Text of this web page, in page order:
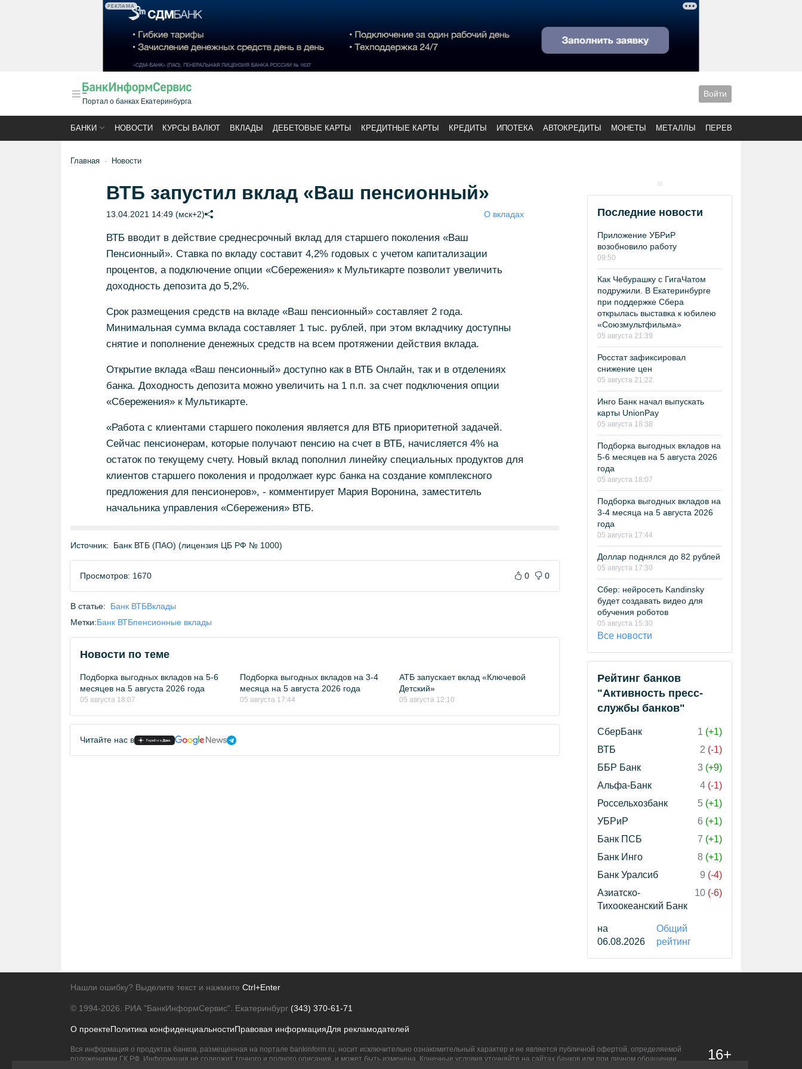
РЕКЛАМА
Портал о банках Екатеринбурга
Войти
БАНКИ НОВОСТИ КУРСЫ ВАЛЮТ ВКЛАДЫ ДЕБЕТОВЫЕ КАРТЫ КРЕДИТНЫЕ КАРТЫ КРЕДИТЫ ИПОТЕКА АВТОКРЕДИТЫ МОНЕТЫ МЕТАЛЛЫ ПЕРЕВОДЫ
Главная Новости
ВТБ запустил вклад «Ваш пенсионный»
13.04.2021 14:49 (мск+2) О вкладах
ВТБ вводит в действие среднесрочный вклад для старшего поколения «Ваш
Пенсионный». Ставка по вкладу составит 4,2% годовых с учетом капитализации
процентов, а подключение опции «Сбережения» к Мультикарте позволит увеличить
доходность депозита до 5,2%.
Срок размещения средств на вкладе «Ваш пенсионный» составляет 2 года.
Минимальная сумма вклада составляет 1 тыс. рублей, при этом вкладчику доступны
снятие и пополнение денежных средств на всем протяжении действия вклада.
Открытие вклада «Ваш пенсионный» доступно как в ВТБ Онлайн, так и в отделениях
банка. Доходность депозита можно увеличить на 1 п.п. за счет подключения опции
«Сбережения» к Мультикарте.
«Работа с клиентами старшего поколения является для ВТБ приоритетной задачей.
Сейчас пенсионерам, которые получают пенсию на счет в ВТБ, начисляется 4% на
остаток по текущему счету. Новый вклад пополнил линейку специальных продуктов для
клиентов старшего поколения и продолжает курс банка на создание комплексного
предложения для пенсионеров», - комментирует Мария Воронина, заместитель
начальника управления «Сбережения» ВТБ.
Источник: Банк ВТБ (ПАО) (лицензия ЦБ РФ № 1000)
Просмотров: 1670 0 0
В статье: Банк ВТБВклады
Метки:Банк ВТБпенсионные вклады
Новости по теме
Подборка выгодных вкладов на 5-6
месяцев на 5 августа 2026 года
05 августа 18:07
Подборка выгодных вкладов на 3-4
месяца на 5 августа 2026 года
05 августа 17:44
АТБ запускает вклад «Ключевой
Детский»
05 августа 12:10
Читайте нас в
Последние новости
Приложение УБРиР
возобновило работу
09:50
Как Чебурашку с ГигаЧатом
подружили. В Екатеринбурге
при поддержке Сбера
открылась выставка к юбилею
«Союзмультфильма»
05 августа 21:39
Росстат зафиксировал
снижение цен
05 августа 21:22
Инго Банк начал выпускать
карты UnionPay
05 августа 18:38
Подборка выгодных вкладов на
5-6 месяцев на 5 августа 2026
года
05 августа 18:07
Подборка выгодных вкладов на
3-4 месяца на 5 августа 2026
года
05 августа 17:44
Доллар поднялся до 82 рублей
05 августа 17:30
Сбер: нейросеть Kandinsky
будет создавать видео для
обучения роботов
05 августа 15:30
Все новости
Рейтинг банков
"Активность пресс-
службы банков"
СберБанк 1 (+1)
ВТБ
2 (-1)
ББР Банк
3 (+9)
Альфа-Банк
4 (-1)
Россельхозбанк
5 (+1)
УБРиР
6 (+1)
Банк ПСБ
7 (+1)
Банк Инго
8 (+1)
Банк Уралсиб
9 (-4)
Азиатско-
Тихоокеанский Банк
10 (-6)
на
06.08.2026
Общий
рейтинг
Нашли ошибку? Выделите текст и нажмите Ctrl+Enter
© 1994-2026. РИА "БанкИнформСервис". Екатеринбург (343) 370-61-71
О проектеПолитика конфиденциальностиПравовая информацияДля рекламодателей
Вся информация о продуктах банков, размещенная на портале bankinform.ru, носит исключительно ознакомительный характер и не является публичной офертой, определяемой
положениями ГК РФ. Информация не содержит точного и полного описания, и может быть изменена. Конечные условия уточняйте на сайтах банков или при личном обращении.
16+